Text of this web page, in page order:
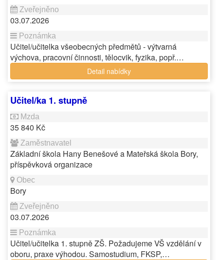
03.07.2026
Učitel/učitelka všeobecných předmětů - výtvarná
výchova, pracovní činnosti, tělocvik, fyzika, popř.…
Detail nabídky
Učitel/ka 1. stupně
35 840 Kč
Základní škola Hany Benešové a Mateřská škola Bory,
příspěvková organizace
Bory
03.07.2026
Učitel/učitelka 1. stupně ZŠ. Požadujeme VŠ vzdělání v
oboru, praxe výhodou. Samostudium, FKSP,…